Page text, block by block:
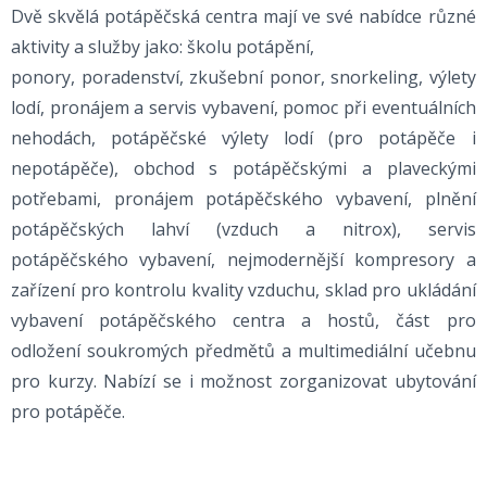
Dvě skvělá potápěčská centra mají ve své nabídce různé
aktivity a služby jako: školu potápění,
ponory, poradenství, zkušební ponor, snorkeling, výlety
lodí, pronájem a servis vybavení, pomoc při eventuálních
nehodách, potápěčské výlety lodí (pro potápěče i
nepotápěče), obchod s potápěčskými a plaveckými
potřebami, pronájem potápěčského vybavení, plnění
potápěčských lahví (vzduch a nitrox), servis
potápěčského vybavení, nejmodernější kompresory a
zařízení pro kontrolu kvality vzduchu, sklad pro ukládání
vybavení potápěčského centra a hostů, část pro
odložení soukromých předmětů a multimediální učebnu
pro kurzy. Nabízí se i možnost zorganizovat ubytování
pro potápěče.